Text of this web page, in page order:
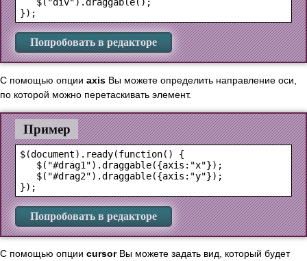
Попробовать в редакторе
С помощью опции axis Вы можете определить направление оси,
по которой можно перетаскивать элемент.
Пример
$(document).ready(function() {
   $("#drag1").draggable({axis:"x"});
   $("#drag2").draggable({axis:"y"});
Попробовать в редакторе
С помощью опции cursorВы можете задать вид, который будет